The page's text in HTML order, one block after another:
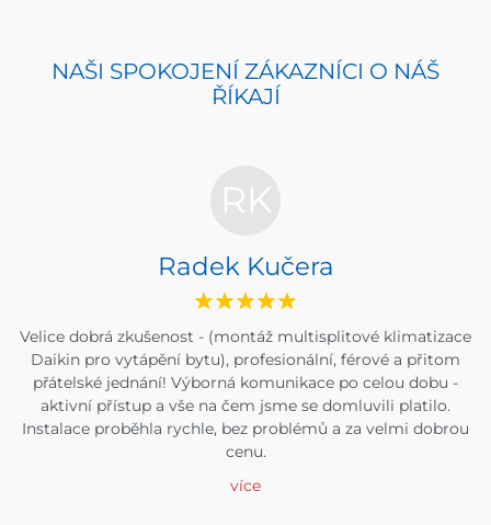
NAŠI SPOKOJENÍ ZÁKAZNÍCI O NÁŠ
ŘÍKAJÍ
RK
Radek Kučera
Velice dobrá zkušenost - (montáž multisplitové klimatizace
Daikin pro vytápění bytu), profesionální, férové a přitom
přátelské jednání! Výborná komunikace po celou dobu -
aktivní přístup a vše na čem jsme se domluvili platilo.
Instalace proběhla rychle, bez problémů a za velmi dobrou
cenu.
více